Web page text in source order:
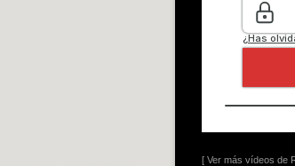
[ Ver más vídeos de